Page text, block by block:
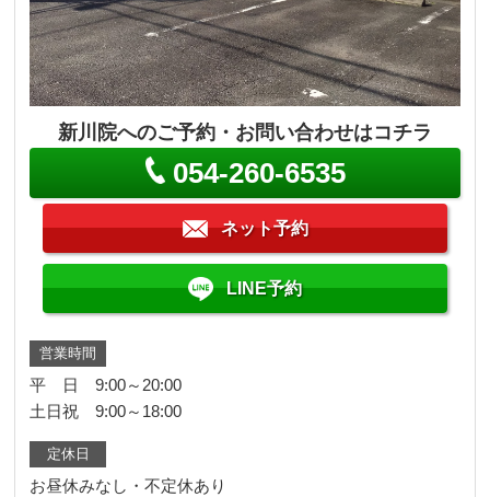
新川院へのご予約・お問い合わせはコチラ
054-260-6535
ネット予約
LINE予約
営業時間
平 日 9:00～20:00
土日祝 9:00～18:00
定休日
お昼休みなし・不定休あり